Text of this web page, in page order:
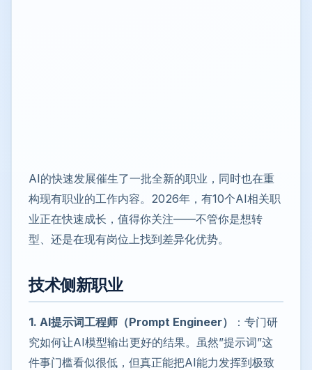
AI的快速发展催生了一批全新的职业，同时也在重
构现有职业的工作内容。2026年，有10个AI相关职
业正在快速成长，值得你关注——不管你是想转
型、还是在现有岗位上找到差异化优势。
技术侧新职业
1. AI提示词工程师（Prompt Engineer）
：专门研
究如何让AI模型输出更好的结果。虽然”提示词”这
件事门槛看似很低，但真正能把AI能力发挥到极致